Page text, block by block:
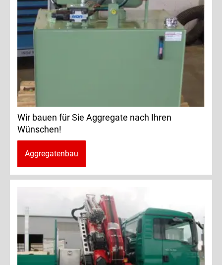
Wir bauen für Sie Aggregate nach Ihren
Wünschen!
Aggregatenbau